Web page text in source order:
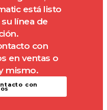
está listo
línea de
con
en ventas o
mismo.
con